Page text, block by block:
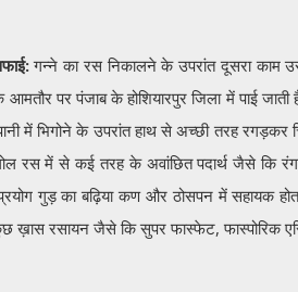
गन्ने का रस निकालने के उपरांत दूसरा काम
आमतौर पर पंजाब के होशियारपुर जिला में पाई
में भिगोने के उपरांत हाथ से अच्छी तरह रगड़कर
रस में से कई तरह के अवांछित पदार्थ जैसे कि
गुड़ का बढ़िया कण और ठोसपन में सहायक
ख़ास रसायन जैसे कि सुपर फास्फेट, फास्पोरिक